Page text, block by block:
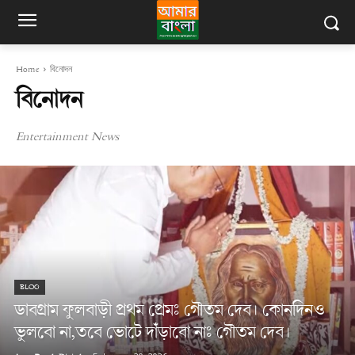
Home বিনোদন
বিনোদন
Entertainment News
BLOG
ডাবগ্রাম ফুলবাড়ী প্রথম প্রেমঃ গৌতম দেব। কোনদিনও
ভুলবো না,তবে ভোটে দাঁড়াবো নাঃ গৌতম দেব।